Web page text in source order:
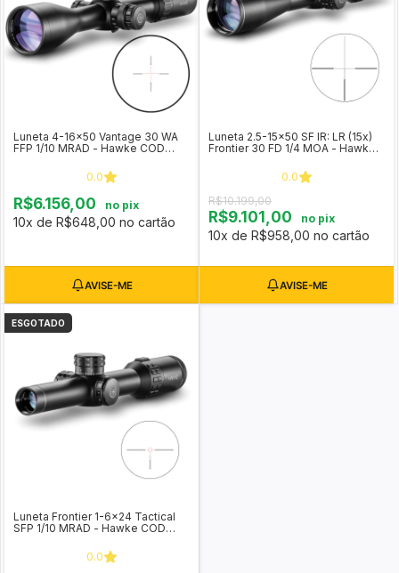
Luneta 4-16x50 Vantage 30 WA
FFP 1/10 MRAD - Hawke COD
0.0
R$6.156,00 no pix
10x de R$648,00 no cartão
Luneta 2.5-15x50 SF IR: LR (15x)
Frontier 30 FD 1/4 MOA - Hawke
0.0
R$10.199,00
R$9.101,00 no pix
10x de R$958,00 no cartão
ESGOTADO
Luneta Frontier 1-6x24 Tactical
SFP 1/10 MRAD - Hawke COD
0.0